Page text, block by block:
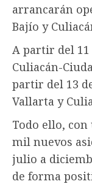
arrancarán
Bajío y
A partir del
Culiacán-
partir del 13
Vallarta y
Todo ello,
mil nuevos
julio a
de forma